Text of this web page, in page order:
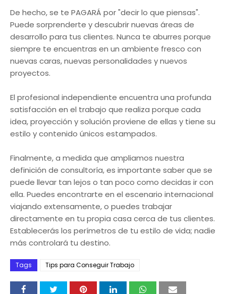
De hecho, se te PAGARÁ por "decir lo que piensas".
Puede sorprenderte y descubrir nuevas áreas de
desarrollo para tus clientes. Nunca te aburres porque
siempre te encuentras en un ambiente fresco con
nuevas caras, nuevas personalidades y nuevos
proyectos.
El profesional independiente encuentra una profunda
satisfacción en el trabajo que realiza porque cada
idea, proyección y solución proviene de ellas y tiene su
estilo y contenido únicos estampados.
Finalmente, a medida que ampliamos nuestra
definición de consultoría, es importante saber que se
puede llevar tan lejos o tan poco como decidas ir con
ella. Puedes encontrarte en el escenario internacional
viajando extensamente, o puedes trabajar
directamente en tu propia casa cerca de tus clientes.
Establecerás los perímetros de tu estilo de vida; nadie
más controlará tu destino.
Tags Tips para Conseguir Trabajo